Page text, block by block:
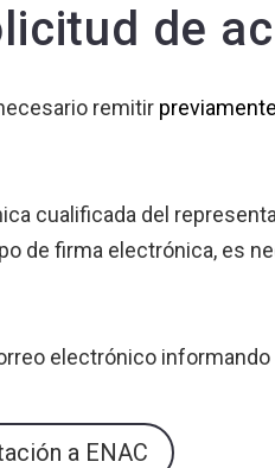
de
remitir previamente
cualificada del
de firma electrónica, es
electrónico
a ENAC